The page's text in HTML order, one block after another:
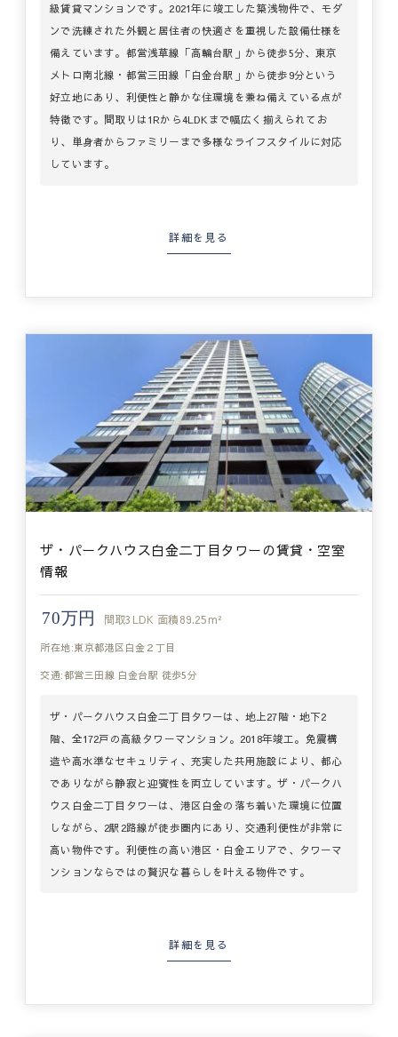
級賃貸マンションです。2021年に竣工した築浅物件で、モダ
ンで洗練された外観と居住者の快適さを重視した設備仕様を
備えています。都営浅草線「高輪台駅」から徒歩5分、東京
メトロ南北線・都営三田線「白金台駅」から徒歩9分という
好立地にあり、利便性と静かな住環境を兼ね備えている点が
特徴です。間取りは1Rから4LDKまで幅広く揃えられてお
り、単身者からファミリーまで多様なライフスタイルに対応
しています。
詳細を見る
ザ・パークハウス白金二丁目タワーの賃貸・空室
情報
70万円 間取3LDK 面積89.25m²
所在地:東京都港区白金２丁目
交通:都営三田線 白金台駅 徒歩5分
ザ・パークハウス白金二丁目タワーは、地上27階・地下2
階、全172戸の高級タワーマンション。2018年竣工。免震構
造や高水準なセキュリティ、充実した共用施設により、都心
でありながら静寂と迎賓性を両立しています。ザ・パークハ
ウス白金二丁目タワーは、港区白金の落ち着いた環境に位置
しながら、2駅2路線が徒歩圏内にあり、交通利便性が非常に
高い物件です。利便性の高い港区・白金エリアで、タワーマ
ンションならではの贅沢な暮らしを叶える物件です。
詳細を見る